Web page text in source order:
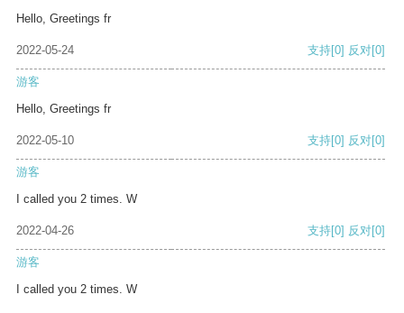
Hello, Greetings fr
2022-05-24 支持[0] 反对[0]
游客
Hello, Greetings fr
2022-05-10 支持[0] 反对[0]
游客
I called you 2 times. W
2022-04-26 支持[0] 反对[0]
游客
I called you 2 times. W